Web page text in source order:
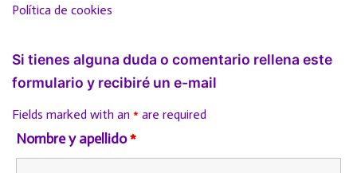
Política de cookies
Si tienes alguna duda o comentario rellena este
formulario y recibiré un e-mail
Fields marked with an * are required
Nombre y apellido*